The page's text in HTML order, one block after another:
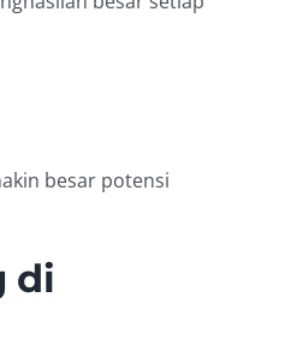
besar potensi
di